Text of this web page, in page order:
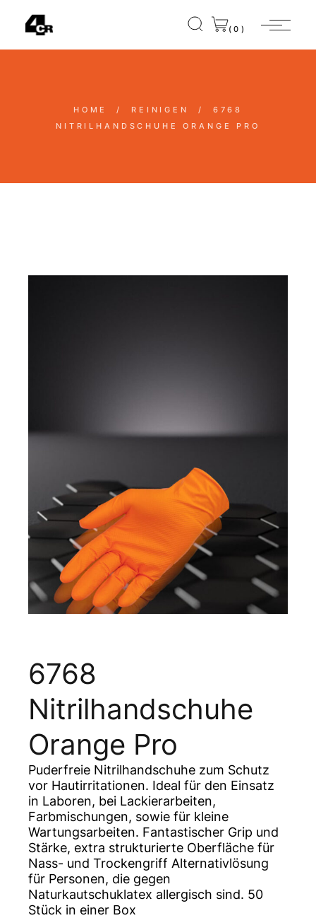
(0)
HOME REINIGEN
6768
NITRILHANDSCHUHE ORANGE PRO
6768
Nitrilhandschuhe
Orange Pro
Puderfreie Nitrilhandschuhe zum Schutz
vor Hautirritationen. Ideal für den Einsatz
in Laboren, bei Lackierarbeiten,
Farbmischungen, sowie für kleine
Wartungsarbeiten. Fantastischer Grip und
Stärke, extra strukturierte Oberfläche für
Nass- und Trockengriff Alternativlösung
für Personen, die gegen
Naturkautschuklatex allergisch sind. 50
Stück in einer Box